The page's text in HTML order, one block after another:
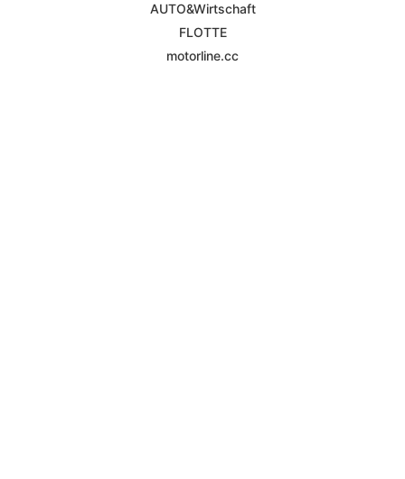
AUTO&Wirtschaft
FLOTTE
motorline.cc